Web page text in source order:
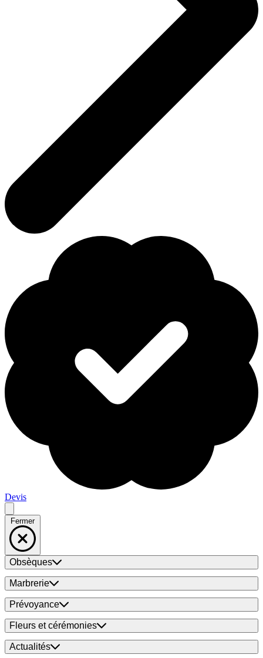
Devis
Fermer
Obsèques
Marbrerie
Prévoyance
Fleurs et cérémonies
Actualités